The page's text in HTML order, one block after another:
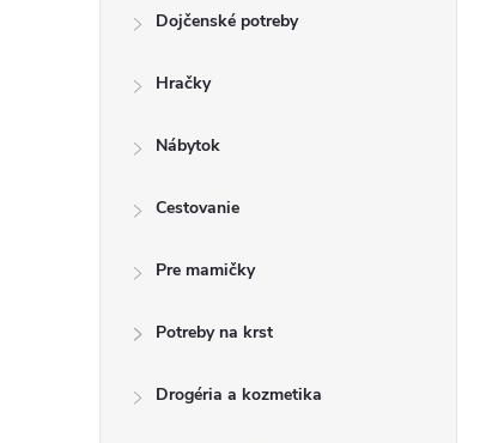
Dojčenské potreby
Hračky
Nábytok
Cestovanie
Pre mamičky
Potreby na krst
Drogéria a kozmetika